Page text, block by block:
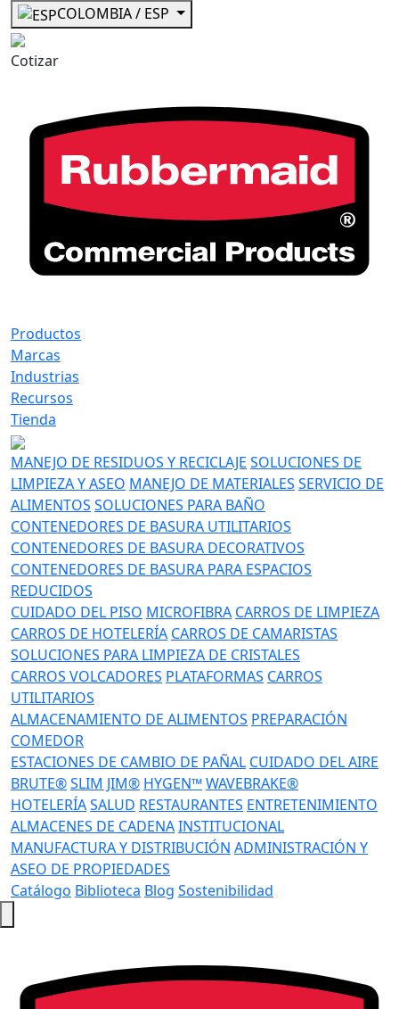
COLOMBIA / ESP
Cotizar
Productos
Marcas
Industrias
Recursos
Tienda
MANEJO DE RESIDUOS Y RECICLAJE SOLUCIONES DE
LIMPIEZA Y ASEO MANEJO DE MATERIALES SERVICIO DE
ALIMENTOS SOLUCIONES PARA BAÑO
CONTENEDORES DE BASURA UTILITARIOS
CONTENEDORES DE BASURA DECORATIVOS
CONTENEDORES DE BASURA PARA ESPACIOS
REDUCIDOS
CUIDADO DEL PISO MICROFIBRA CARROS DE LIMPIEZA
CARROS DE HOTELERÍA CARROS DE CAMARISTAS
SOLUCIONES PARA LIMPIEZA DE CRISTALES
CARROS VOLCADORES PLATAFORMAS CARROS
UTILITARIOS
ALMACENAMIENTO DE ALIMENTOS PREPARACIÓN
COMEDOR
ESTACIONES DE CAMBIO DE PAÑAL CUIDADO DEL AIRE
BRUTE®SLIM JIM® HYGEN™WAVEBRAKE®
HOTELERÍASALUD RESTAURANTES ENTRETENIMIENTO
ALMACENES DE CADENAINSTITUCIONAL
MANUFACTURA Y DISTRIBUCIÓN ADMINISTRACIÓN Y
ASEO DE PROPIEDADES
Catálogo Biblioteca Blog Sostenibilidad